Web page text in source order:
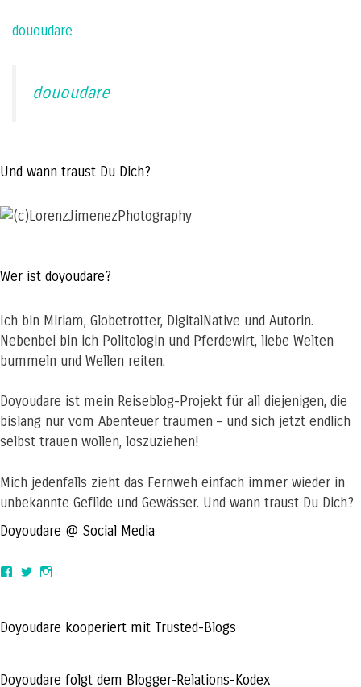
dououdare
dououdare
Und wann traust Du Dich?
Wer ist doyoudare?
Ich bin Miriam, Globetrotter, DigitalNative und Autorin.
Nebenbei bin ich Politologin und Pferdewirt, liebe Welten
bummeln und Wellen reiten.
Doyoudare ist mein Reiseblog-Projekt für all diejenigen, die
bislang nur vom Abenteuer träumen – und sich jetzt endlich
selbst trauen wollen, loszuziehen!
Mich jedenfalls zieht das Fernweh einfach immer wieder in
unbekannte Gefilde und Gewässer. Und wann traust Du Dich?
Doyoudare @ Social Media
View
Facebook
View
TwitterInstagram
Doyoudare kooperiert mit Trusted-Blogs
Doyoudare folgt dem Blogger-Relations-Kodex